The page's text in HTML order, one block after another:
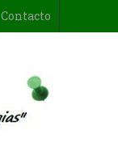
Contacto